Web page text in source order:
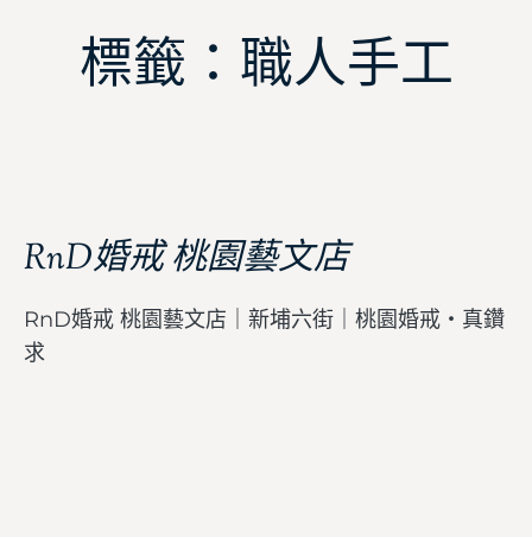
標籤：職人手工
RnD婚戒 桃園藝文店
RnD婚戒 桃園藝文店｜新埔六街｜桃園婚戒・真鑽
求